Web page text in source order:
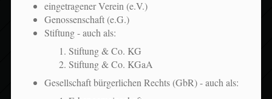
eingetragener Verein (e.V.)
Genossenschaft (e.G.)
Stiftung - auch als:
Stiftung & Co. KG
Stiftung & Co. KGaA
Gesellschaft bürgerlichen Rechts (GbR) - auch als: